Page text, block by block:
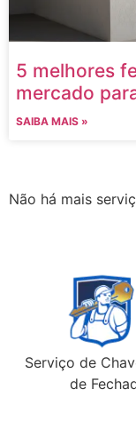
5 melhores
mercado
SAIBA MAIS »
Não há mais
Serviço de
de